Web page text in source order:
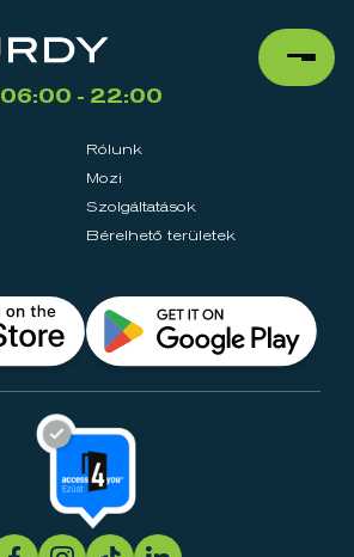
06:00 - 22:00
Rólunk
Mozi
Szolgáltatások
Bérelhető területek